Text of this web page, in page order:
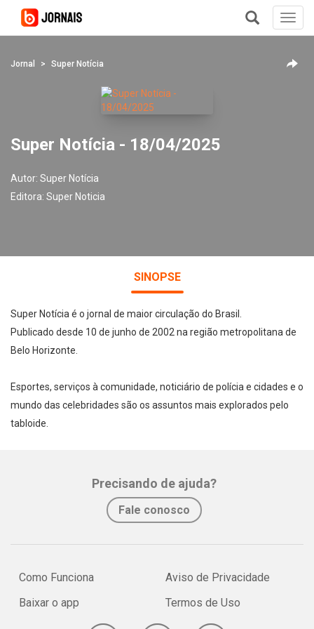
+
Jornal Super Notícia
Super Notícia - 18/04/2025
Autor: Super Notícia
Editora: Super Noticia
SINOPSE
Super Notícia é o jornal de maior circulação do Brasil.
Publicado desde 10 de junho de 2002 na região metropolitana de
Belo Horizonte.
Esportes, serviços à comunidade, noticiário de polícia e cidades e o
mundo das celebridades são os assuntos mais explorados pelo
tabloide.
Precisando de ajuda?
Fale conosco
Como Funciona
Baixar o app
Aviso de Privacidade
Termos de Uso
Facebook Twitter